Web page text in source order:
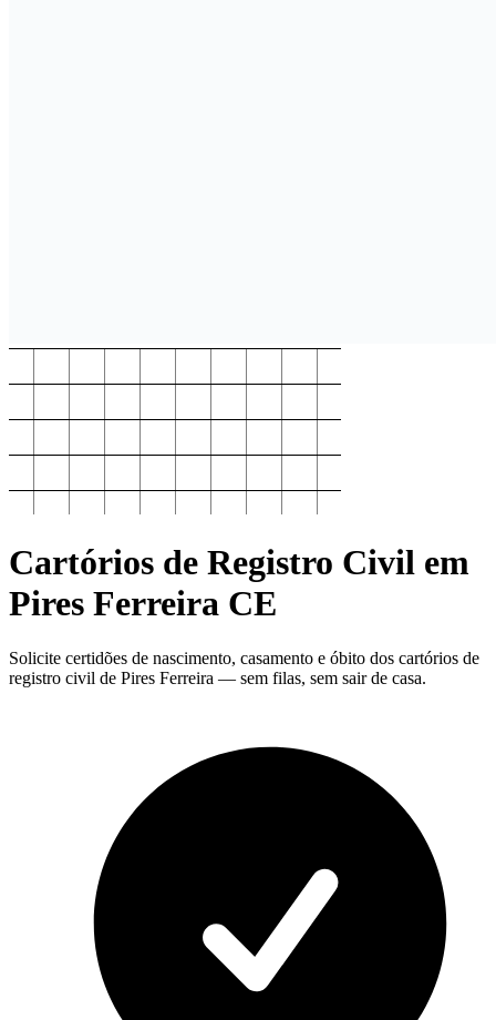
Cartórios de Registro Civil em
Pires Ferreira CE
Solicite certidões de nascimento, casamento e óbito dos cartórios de
registro civil de Pires Ferreira — sem filas, sem sair de casa.